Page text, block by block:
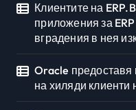
Клиентите на
приложения за
вградения в нея
Oracle
на хиляди